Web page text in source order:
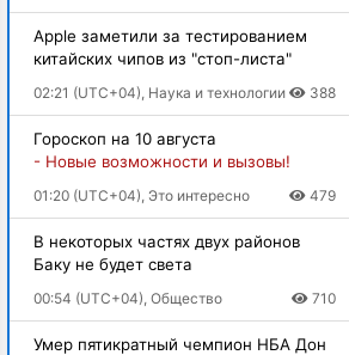
Apple заметили за тестированием
китайских чипов из "стоп-листа"
02:21 (UTC+04), Наука и технологии 388
Гороскоп на 10 августа
- Новые возможности и вызовы!
01:20 (UTC+04), Это интересно 479
В некоторых частях двух районов
Баку не будет света
00:54 (UTC+04), Общество 710
Умер пятикратный чемпион НБА Дон